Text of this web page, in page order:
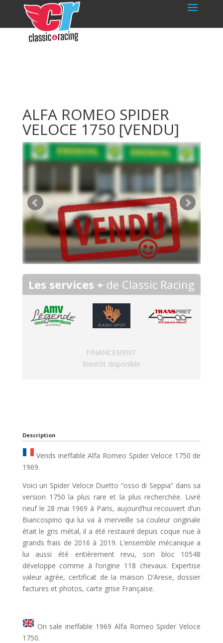
ALFA ROMEO SPIDER
VELOCE 1750 [VENDU]
Les services + de Classic Racing
FINANCEMENT
Bientôt disponible
Description
Vends ineffable Alfa Romeo Spider Veloce 1750 de
1969.
Voici un Spider Veloce Duetto “osso di Seppia” dans sa
version 1750 la plus rare et la plus recherchée. Livré
neuf le 28 mai 1969 à Paris, aujourd’hui recouvert d’un
Biancospino qui lui va à merveille sa couleur originale
était le gris métal, il a été restauré depuis coque nue à
grands frais de 2016 à 2019. L’ensemble mécanique a
lui aussi été entièrement revu, son bloc 10548
développe comme à l’origine 118 chevaux. Expertise
valeur agrée, certificat de la maison D’Arese, dossier
factures et photos, carte grise Française.
On sale ineffable 1969 Alfa Romeo Spider Veloce
1750.